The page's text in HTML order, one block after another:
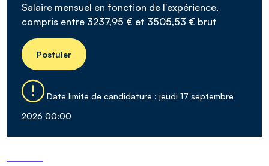
Salaire mensuel en fonction de l'expérience,
compris entre 3237,95 € et 3505,53 € brut
Postuler
Date limite de candidature : jeudi 17 septembre
2026 00:00